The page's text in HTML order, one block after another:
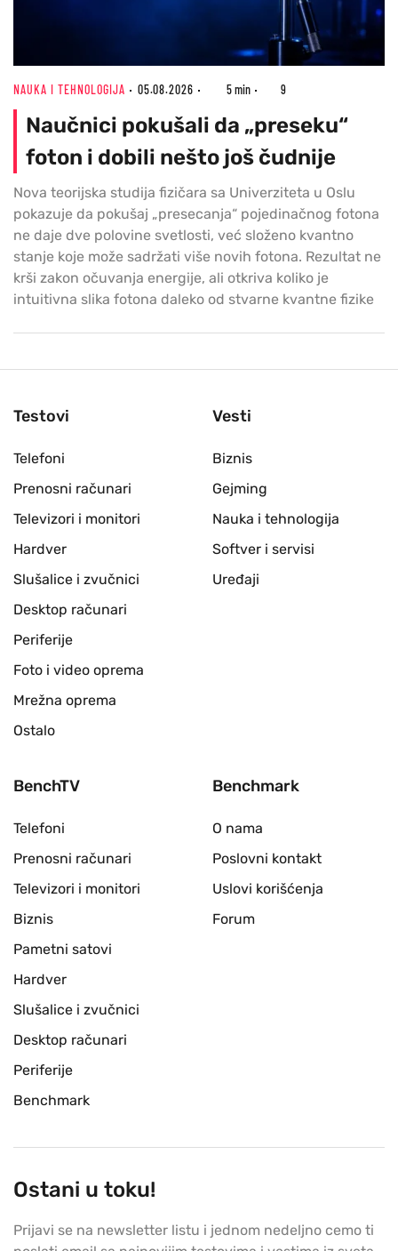
NAUKA I TEHNOLOGIJA 05.08.2026 5 min 9
Naučnici pokušali da „preseku“
foton i dobili nešto još čudnije
Nova teorijska studija fizičara sa Univerziteta u Oslu
pokazuje da pokušaj „presecanja“ pojedinačnog fotona
ne daje dve polovine svetlosti, već složeno kvantno
stanje koje može sadržati više novih fotona. Rezultat ne
krši zakon očuvanja energije, ali otkriva koliko je
intuitivna slika fotona daleko od stvarne kvantne fizike
Testovi
Telefoni
Prenosni računari
Televizori i monitori
Hardver
Slušalice i zvučnici
Desktop računari
Periferije
Foto i video oprema
Mrežna oprema
Ostalo
Vesti
Biznis
Gejming
Nauka i tehnologija
Softver i servisi
Uređaji
BenchTV
Telefoni
Prenosni računari
Televizori i monitori
Biznis
Pametni satovi
Hardver
Slušalice i zvučnici
Desktop računari
Periferije
Benchmark
Benchmark
O nama
Poslovni kontakt
Uslovi korišćenja
Forum
Ostani u toku!
Prijavi se na newsletter listu i jednom nedeljno cemo ti